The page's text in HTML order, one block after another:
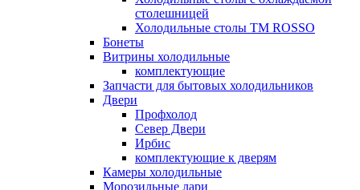
столешницей
Холодильные столы ТМ ROSSO
Бонеты
Витрины холодильные
комплектующие
Запчасти для бытовых холодильников
Двери
Профхолод
Север Двери
Ирбис
комплектующие к дверям
Камеры холодильные
Морозильные лари